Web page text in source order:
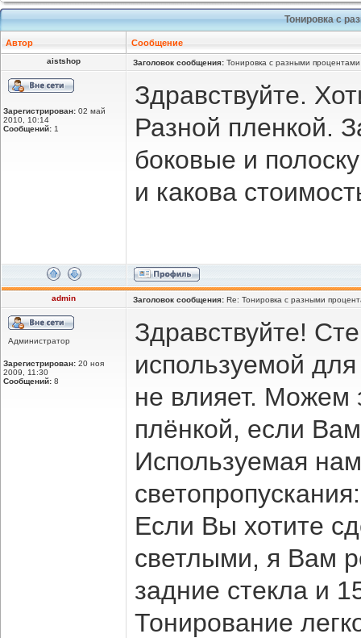
Тонировка с
Автор Сообщение
aistshop Заголовок сообщения: Тонировка с разными процентами
Зарегистрирован: 02 май
2010, 10:14
Сообщений: 1
Здравствуйте.
Разной пленкой.
боковые и
и какова
admin Заголовок сообщения: Re: Тонировка с разными
Администратор
Зарегистрирован: 20 ноя
2009, 11:30
Сообщений: 8
Здравствуйте!
используемой
не влияет. Можем
плёнкой, если
Используемая
Если Вы хотите
светлыми, я Вам
задние стекла и
Тонирование